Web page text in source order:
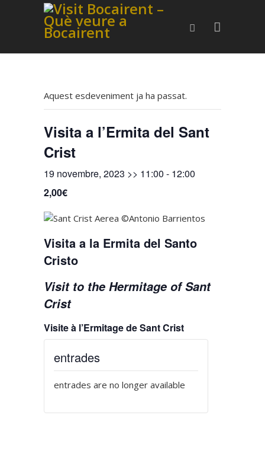
Aquest esdeveniment ja ha passat.
Visita a l’Ermita del Sant
Crist
19 novembre, 2023 >> 11:00 - 12:00
2,00€
Visita a la Ermita del Santo
Cristo
Visit to the Hermitage of Sant
Crist
Visite à l’Ermitage de Sant Crist
entrades
entrades are no longer available